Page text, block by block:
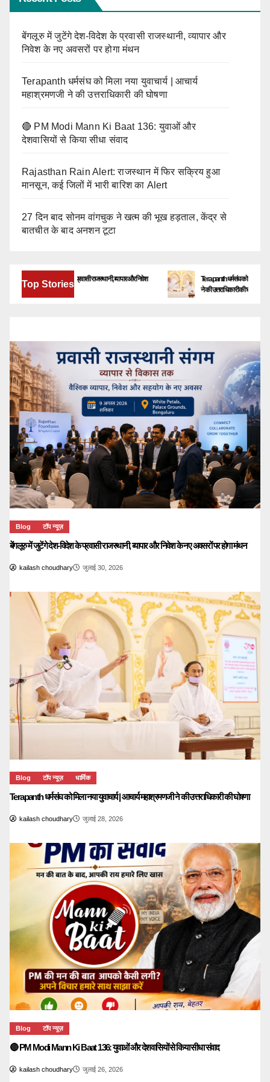
बेंगलूरु में जुटेंगे देश-विदेश के प्रवासी राजस्थानी, व्यापार और
निवेश के नए अवसरों पर होगा मंथन
Terapanth धर्मसंघ को मिला नया युवाचार्य | आचार्य
महाश्रमणजी ने की उत्तराधिकारी की घोषणा
🔴 PM Modi Mann Ki Baat 136: युवाओं और
देशवासियों से किया सीधा संवाद
Rajasthan Rain Alert: राजस्थान में फिर सक्रिय हुआ
मानसून, कई जिलों में भारी बारिश का Alert
27 दिन बाद सोनम वांगचुक ने खत्म की भूख हड़ताल, केंद्र से
बातचीत के बाद अनशन टूटा
Top Stories
बेंगलूरु में जुटेंगे देश-विदेश के प्रवासी राजस्थानी, व्यापार और निवेश
के नए अवसरों पर होगा मंथन
Terapanth धर्मसंघ को मिला नया युवाचार्य
ने की उत्तराधिकारी की घोषणा
Blog टॉप न्यूज़
बेंगलूरु में जुटेंगे देश-विदेश के प्रवासी राजस्थानी, व्यापार और निवेश के नए अवसरों पर होगा मंथन
kailash choudhary जुलाई 30, 2026
Blog टॉप न्यूज़ धार्मिक
Terapanth धर्मसंघ को मिला नया युवाचार्य | आचार्य महाश्रमणजी ने की उत्तराधिकारी की घोषणा
kailash choudhary जुलाई 28, 2026
Blog टॉप न्यूज़
🔴 PM Modi Mann Ki Baat 136: युवाओं और देशवासियों से किया सीधा संवाद
kailash choudhary जुलाई 26, 2026